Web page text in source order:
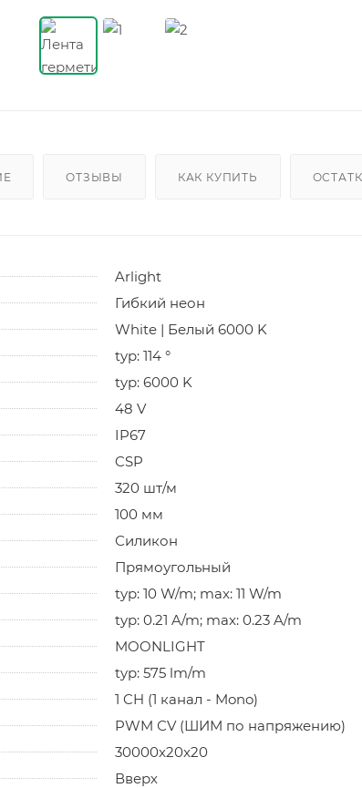
ОТЗЫВЫ КАК КУПИТЬ
Arlight
Гибкий неон
White | Белый 6000 K
typ: 114 °
typ: 6000 K
48 V
IP67
CSP
320 шт/м
100 мм
Силикон
Прямоугольный
typ: 10 W/m; max: 11 W/m
typ: 0.21 A/m; max: 0.23 A/m
MOONLIGHT
typ: 575 lm/m
1 CH (1 канал - Mono)
PWM СV (ШИМ по напряжению)
30000x20x20
Вверх